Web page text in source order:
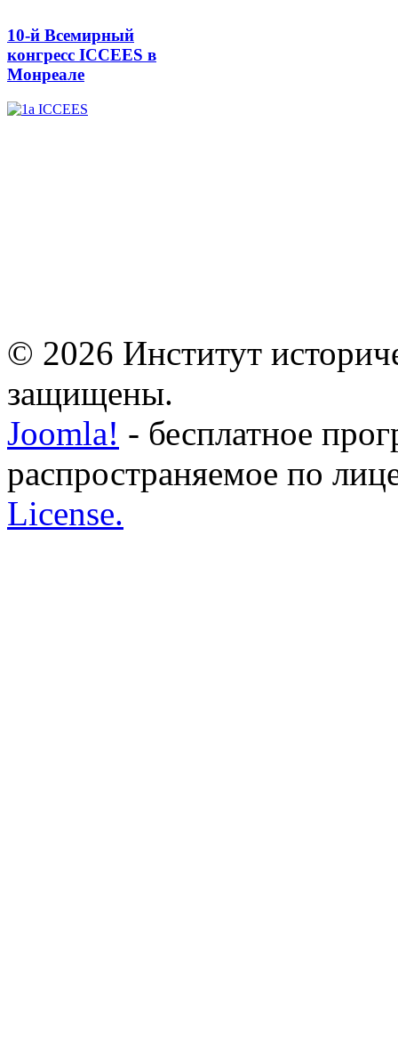
10-й Всемирный
конгресс ICCEES в
Монреале
© 2026 Институт
защищены.
Joomla! - бесплатное
распространяемое по
License.